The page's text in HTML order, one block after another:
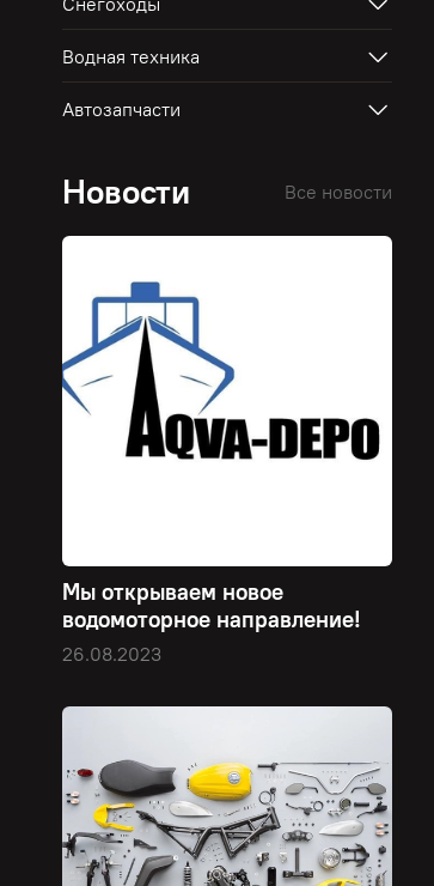
Водная техника
Автозапчасти
Новости Все новости
Мы открываем новое
водомоторное направление!
26.08.2023